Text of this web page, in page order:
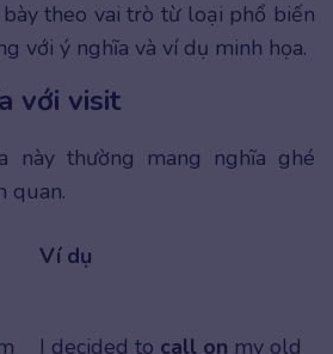
theo vai trò từ loại phổ biến
với ý nghĩa và ví dụ minh họa.
với visit
này thường mang nghĩa ghé
quan.
Ví dụ
I decided to call on my old